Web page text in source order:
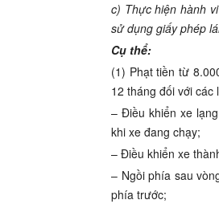
c) Thực hiện hành
sử dụng giấy phép
Cụ thể:
(1) Phạt tiền từ
12 tháng đối với các
– Điều khiển xe
khi xe đang chạy;
– Điều khiển xe
– Ngồi phía sau
phía trước;